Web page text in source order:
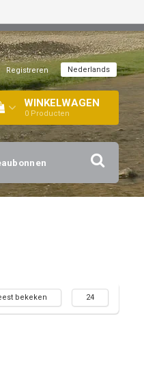
Registreren Nederlands
WINKELWAGEN
0 Producten
bekeken 24